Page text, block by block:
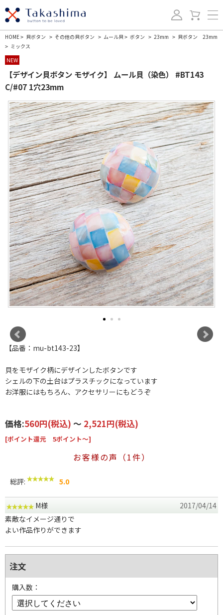
HOME> 貝ボタン > その他の貝ボタン > ムール貝> ボタン > 23mm > 貝ボタン 23mm
> ミックス
NEW
【デザイン貝ボタン モザイク】 ムール貝（染色） #BT143
C/#07 1穴23mm
【品番：mu-bt143-23】
貝をモザイク柄にデザインしたボタンです
シェルの下の土台はプラスチックになっています
お洋服にはもちろん、アクセサリーにもどうぞ
価格:560円(税込) ～ 2,521円(税込)
[ポイント還元 5ポイント～]
お客様の声（1件）
総評: 5.0
M様
2017/04/14
素敵なイメージ通りで
よい作品作りができます
注文
購入数：